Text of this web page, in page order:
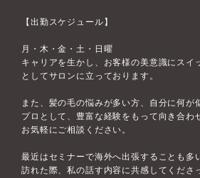
【出勤スケジュール】
月・木・金・土・日曜
キャリアを生かし、お客様の美意識にスイ
としてサロンに立っております。
また、髪の毛の悩みが多い方、自分に何が
プロとして、豊富な経験をもって向き合わ
お気軽にご相談ください。
最近はセミナーで海外へ出張することも多
訪れた際、私の話す内容に共感してくださ